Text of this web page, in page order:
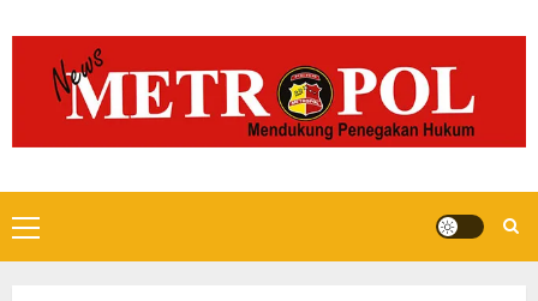
to
content
Primary
Menu